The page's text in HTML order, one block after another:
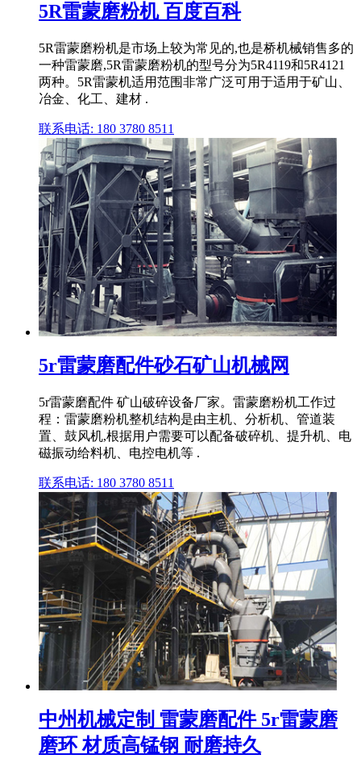
5R雷蒙磨粉机 百度百科
5R雷蒙磨粉机是市场上较为常见的,也是桥机械销售多的
一种雷蒙磨,5R雷蒙磨粉机的型号分为5R4119和5R4121
两种。5R雷蒙机适用范围非常广泛可用于适用于矿山、
冶金、化工、建材 .
联系电话: 180 3780 8511
5r雷蒙磨配件砂石矿山机械网
5r雷蒙磨配件 矿山破碎设备厂家。雷蒙磨粉机工作过
程：雷蒙磨粉机整机结构是由主机、分析机、管道装
置、鼓风机,根据用户需要可以配备破碎机、提升机、电
磁振动给料机、电控电机等 .
联系电话: 180 3780 8511
中州机械定制 雷蒙磨配件 5r雷蒙磨
磨环 材质高锰钢 耐磨持久